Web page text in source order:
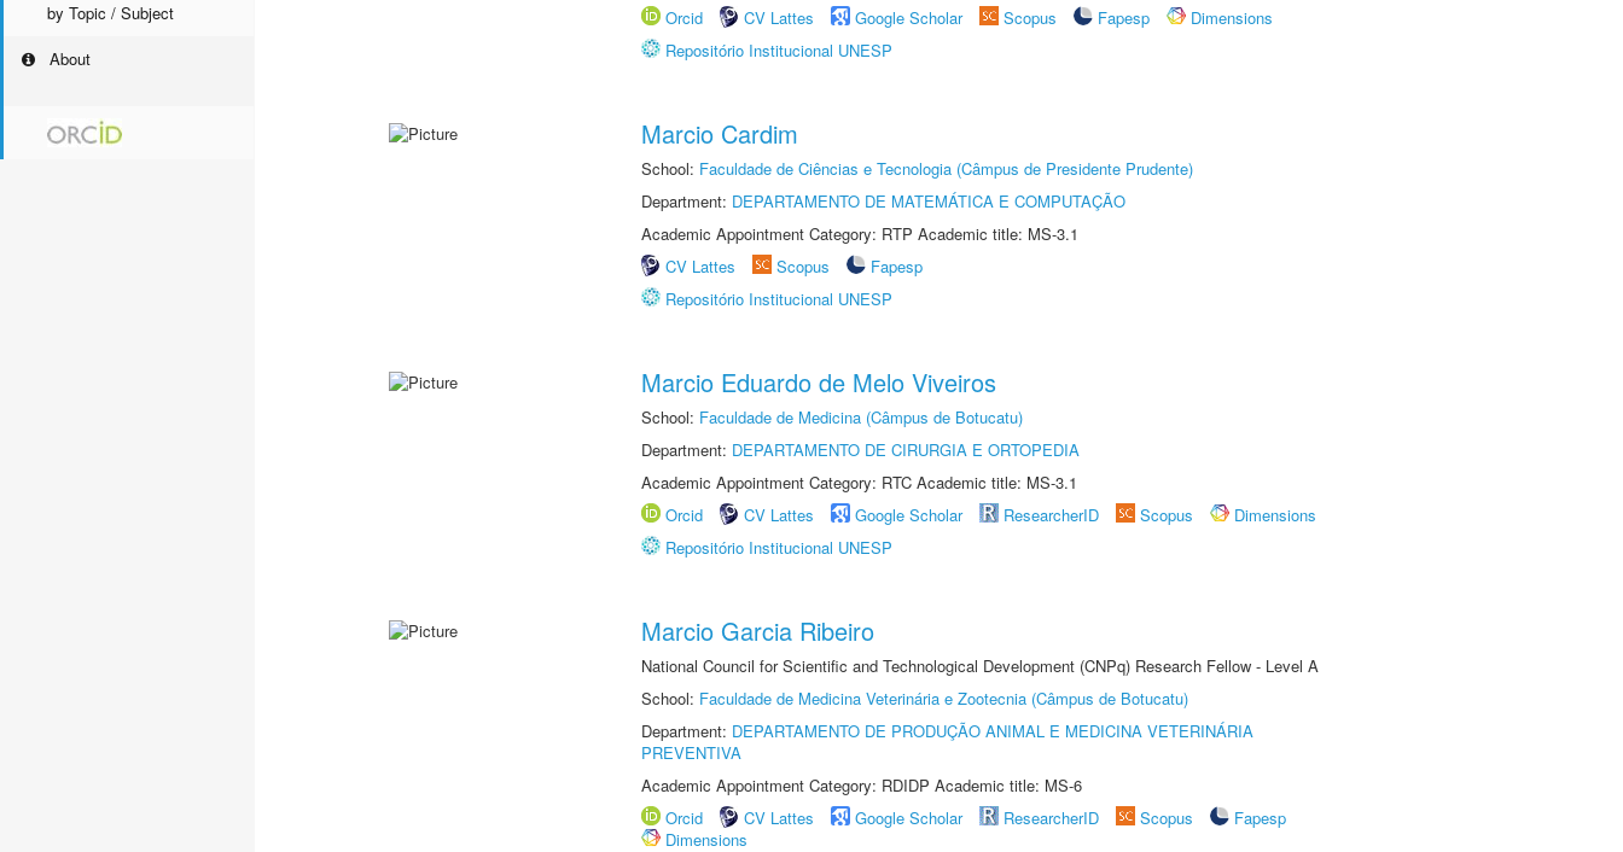
by Topic / Subject
About
Orcid
CV Lattes Google Scholar Scopus Fapesp
Dimensions
Repositório Institucional UNESP
Marcio Cardim
School: Faculdade de Ciências e Tecnologia (Câmpus de Presidente Prudente)
Department: DEPARTAMENTO DE MATEMÁTICA E COMPUTAÇÃO
Academic Appointment Category: RTP Academic title: MS-3.1
CV Lattes
Scopus
Fapesp
Repositório Institucional UNESP
Marcio Eduardo de Melo Viveiros
School: Faculdade de Medicina (Câmpus de Botucatu)
Department: DEPARTAMENTO DE CIRURGIA E ORTOPEDIA
Academic Appointment Category: RTC Academic title: MS-3.1
Orcid
CV Lattes Google Scholar ResearcherID Scopus
Dimensions
Repositório Institucional UNESP
Marcio Garcia Ribeiro
National Council for Scientific and Technological Development (CNPq) Research Fellow - Level A
School: Faculdade de Medicina Veterinária e Zootecnia (Câmpus de Botucatu)
Department: DEPARTAMENTO DE PRODUÇÃO ANIMAL E MEDICINA VETERINÁRIA
PREVENTIVA
Academic Appointment Category: RDIDP Academic title: MS-6
Orcid
CV Lattes Google Scholar ResearcherID Scopus
Fapesp
Dimensions